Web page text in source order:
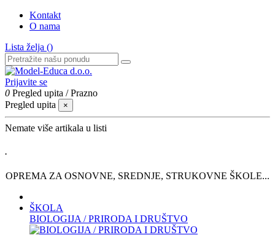
Kontakt
O nama
Lista želja ()
Prijavite se
0 Pregled upita /Prazno
Pregled upita
×
Nemate više artikala u listi
.
OPREMA ZA OSNOVNE, SREDNJE, STRUKOVNE ŠKOLE...
ŠKOLA
BIOLOGIJA / PRIRODA I DRUŠTVO